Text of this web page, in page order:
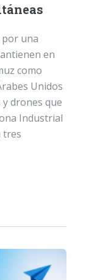
por una
en
como
Unidos
drones que
Industrial
tres